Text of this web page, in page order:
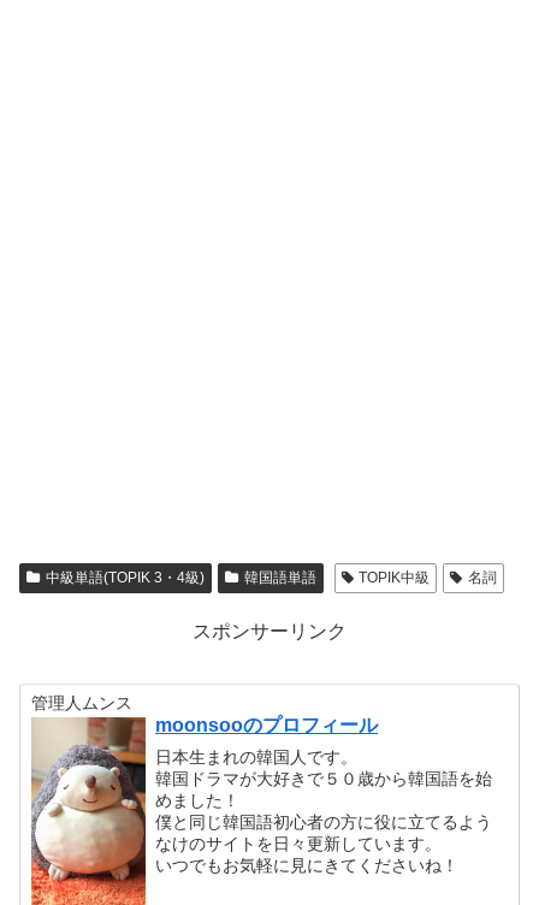
中級単語(TOPIK 3・4級) 韓国語単語 TOPIK中級 名詞
スポンサーリンク
管理人ムンス
moonsooのプロフィール
日本生まれの韓国人です。
韓国ドラマが大好きで５０歳から韓国語を始
めました！
僕と同じ韓国語初心者の方に役に立てるよう
なけのサイトを日々更新しています。
いつでもお気軽に見にきてくださいね！